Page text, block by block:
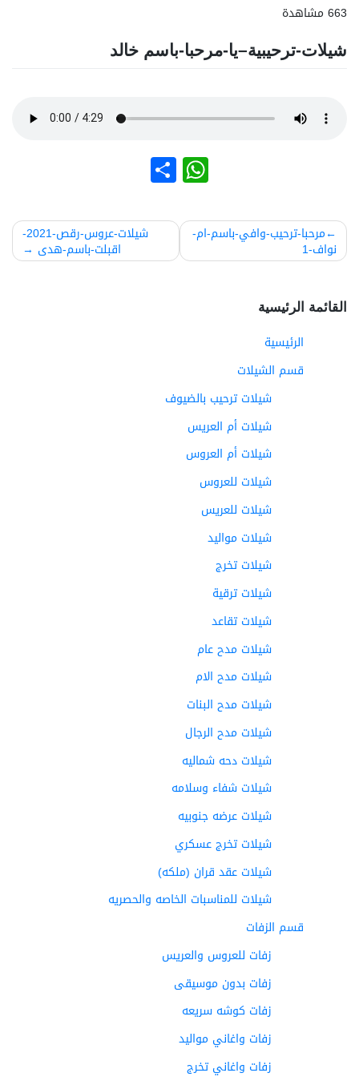
663 مشاهدة
شيلات-ترحيبية–يا-مرحبا-باسم خالد
WhatsApp
نشر
تصفّح
المقالات
مرحبا-ترحيب-وافي-باسم-ام-
نواف-1
شيلات-عروس-رقص-2021-
اقبلت-باسم-هدى
القائمة الرئيسية
الرئيسية
قسم الشيلات
شيلات ترحيب بالضيوف
شيلات أم العريس
شيلات أم العروس
شيلات للعروس
شيلات للعريس
شيلات مواليد
شيلات تخرج
شيلات ترقية
شيلات تقاعد
شيلات مدح عام
شيلات مدح الام
شيلات مدح البنات
شيلات مدح الرجال
شيلات دحه شماليه
شيلات شفاء وسلامه
شيلات عرضه جنوبيه
شيلات تخرج عسكري
شيلات عقد قران (ملكه)
شيلات للمناسبات الخاصه والحصريه
قسم الزفات
زفات للعروس والعريس
زفات بدون موسيقى
زفات كوشه سريعه
زفات واغاني مواليد
زفات واغاني تخرج